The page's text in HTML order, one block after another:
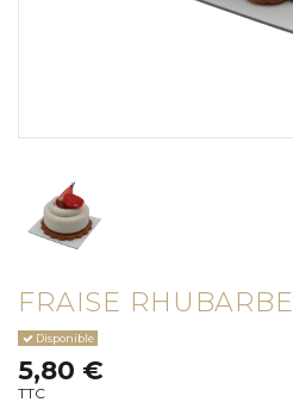
FRAISE RHUBARBE
Disponible
5,80 €
TTC